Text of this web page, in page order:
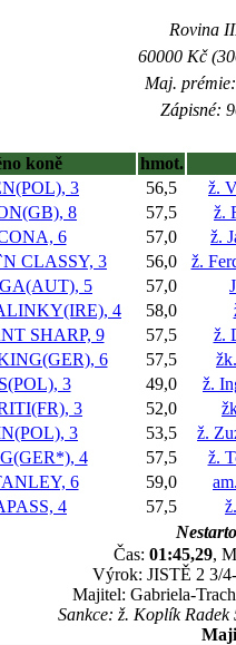
Rovina
60000 Kč
Maj.
Zápisné:
koně
hmot.
3 56,5
ž.
8 57,5
ž.
6 57,0
ž.
CLASSY, 3 56,0
ž.
5 57,0
4 58,0
SHARP, 9 57,5
ž.
6 57,5
3 49,0
ž.
3 52,0
3 53,5
ž.
4 57,5
ž.
6 59,0
4 57,5
Čas: 01:45,29,
Výrok: JISTĚ 2 3/
Majitel: Gabriela-
Sankce: ž. Koplík